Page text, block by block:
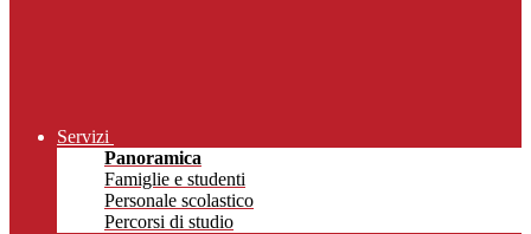
Servizi
Panoramica
Famiglie e studenti
Personale scolastico
Percorsi di studio